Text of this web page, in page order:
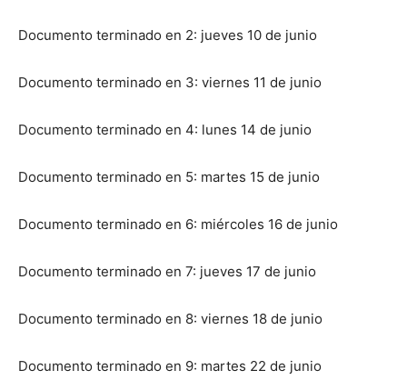
Documento terminado en 2: jueves 10 de junio
Documento terminado en 3: viernes 11 de junio
Documento terminado en 4: lunes 14 de junio
Documento terminado en 5: martes 15 de junio
Documento terminado en 6: miércoles 16 de junio
Documento terminado en 7: jueves 17 de junio
Documento terminado en 8: viernes 18 de junio
Documento terminado en 9: martes 22 de junio